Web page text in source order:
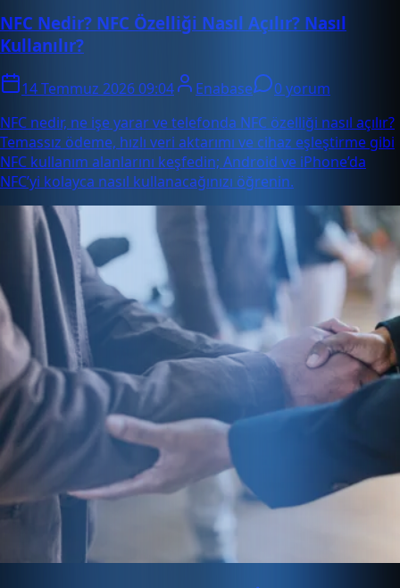
NFC Nedir? NFC Özelliği Nasıl Açılır? Nasıl
Kullanılır?
14 Temmuz 2026 09:04 Enabase
0 yorum
NFC nedir, ne işe yarar ve telefonda NFC özelliği nasıl açılır?
Temassız ödeme, hızlı veri aktarımı ve cihaz eşleştirme gibi
NFC kullanım alanlarını keşfedin; Android ve iPhone’da
NFC’yi kolayca nasıl kullanacağınızı öğrenin.